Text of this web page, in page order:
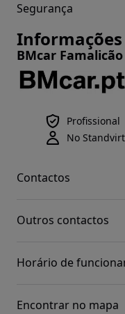
Segurança
BMcar
Profissional
No
Contactos
Outros contactos
Horário de
Encontrar no mapa